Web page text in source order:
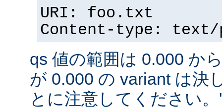
URI: foo.txt
Content-type:
qs 値の範囲は 0.000 か
が 0.000 の variant は決
とに注意してください